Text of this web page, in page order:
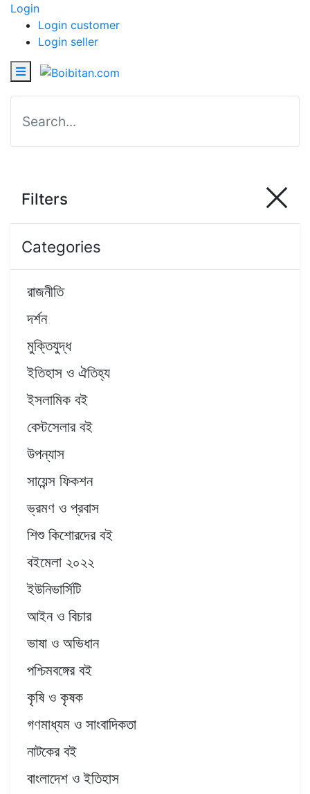
Login
Login customer
Login seller
Filters
Categories
রাজনীতি
দর্শন
মুক্তিযুদ্ধ
ইতিহাস ও ঐতিহ্য
ইসলামিক বই
বেস্টসেলার বই
উপন্যাস
সায়েন্স ফিকশন
ভ্রমণ ও প্রবাস
শিশু কিশোরদের বই
বইমেলা ২০২২
ইউনিভার্সিটি
আইন ও বিচার
ভাষা ও অভিধান
পশ্চিমবঙ্গের বই
কৃষি ও কৃষক
গণমাধ্যম ও সাংবাদিকতা
নাটকের বই
বাংলাদেশ ও ইতিহাস